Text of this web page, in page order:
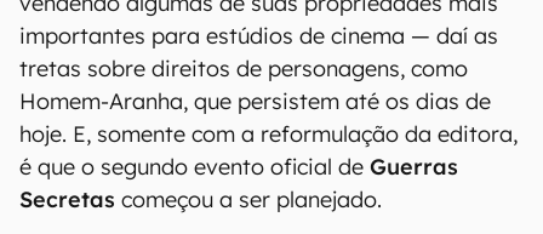
importantes para estúdios de cinema — daí as
tretas sobre direitos de personagens, como
Homem-Aranha, que persistem até os dias de
hoje. E, somente com a reformulação da editora,
é que o segundo evento oficial de Guerras
Secretas começou a ser planejado.